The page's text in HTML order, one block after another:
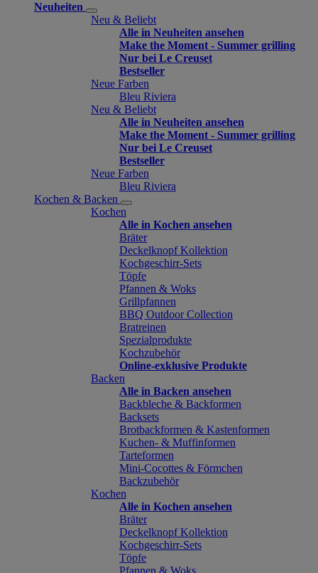
Neuheiten
Neu & Beliebt
Alle in Neuheiten ansehen
Make the Moment - Summer grilling
Nur bei Le Creuset
Bestseller
Neue Farben
Bleu Riviera
Neu & Beliebt
Alle in Neuheiten ansehen
Make the Moment - Summer grilling
Nur bei Le Creuset
Bestseller
Neue Farben
Bleu Riviera
Kochen & Backen
Kochen
Alle in Kochen ansehen
Bräter
Deckelknopf Kollektion
Kochgeschirr-Sets
Töpfe
Pfannen & Woks
Grillpfannen
BBQ Outdoor Collection
Bratreinen
Spezialprodukte
Kochzubehör
Online-exklusive Produkte
Backen
Alle in Backen ansehen
Backbleche & Backformen
Backsets
Brotbackformen & Kastenformen
Kuchen- & Muffinformen
Tarteformen
Mini-Cocottes & Förmchen
Backzubehör
Kochen
Alle in Kochen ansehen
Bräter
Deckelknopf Kollektion
Kochgeschirr-Sets
Töpfe
Pfannen & Woks